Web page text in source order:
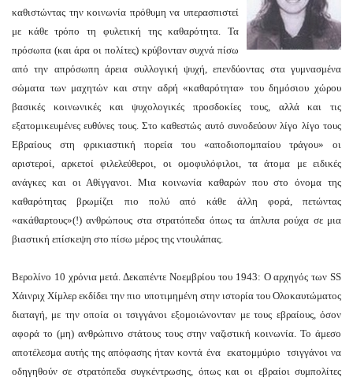
καθιστώντας την κοινωνία πρόθυμη να υπερασπιστεί
με κάθε τρόπο τη φυλετική της καθαρότητα. Τα
πρόσωπα (και άρα οι πολίτες) κρύβονταν συχνά πίσω
από την απρόσωπη άρεια συλλογική ψυχή, επενδύοντας στα γυμνασμένα
σώματα των μαχητών και στην αδρή «καθαρότητα» του δημόσιου χώρου
βασικές κοινωνικές και ψυχολογικές προσδοκίες τους, αλλά και τις
εξατομικευμένες ευθύνες τους. Στο καθεστώς αυτό συνοδεύουν λίγο λίγο τους
Εβραίους στη φρικιαστική πορεία του «αποδιοπομπαίου τράγου» οι
αριστεροί, αρκετοί φιλελεύθεροι, οι ομοφυλόφιλοι, τα άτομα με ειδικές
ανάγκες και οι Αθίγγανοι. Μια κοινωνία καθαρών που στο όνομα της
καθαρότητας βρωμίζει πιο πολύ από κάθε άλλη φορά, πετώντας
«ακάθαρτους»(!) ανθρώπους στα στρατόπεδα όπως τα άπλυτα ρούχα σε μια
βιαστική επίσκεψη στο πίσω μέρος της ντουλάπας.
Βερολίνο 10 χρόνια μετά. Δεκαπέντε Νοεμβρίου του 1943: Ο αρχηγός των SS
Χάινριχ Χίμλερ εκδίδει την πιο υποτιμημένη στην ιστορία του Ολοκαυτώματος
διαταγή, με την οποία οι τσιγγάνοι εξομοιώνονταν με τους εβραίους, όσον
αφορά το (μη) ανθρώπινο στάτους τους στην ναζιστική κοινωνία. Το άμεσο
αποτέλεσμα αυτής της απόφασης ήταν κοντά ένα εκατομμύριο τσιγγάνοι να
οδηγηθούν σε στρατόπεδα συγκέντρωσης, όπως και οι εβραίοι συμπολίτες